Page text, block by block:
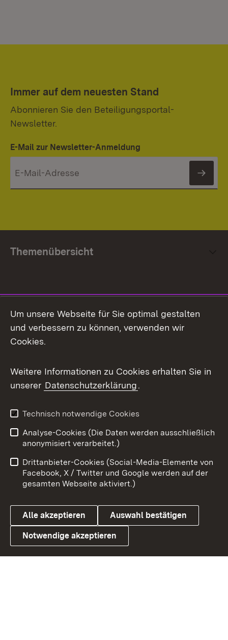
Immer auf dem neuesten Stand
Abonnieren Sie den Beteiligungsportal-
Newsletter.
E-Mail zur Newsletter-Anmeldung
Themenübersicht
Facebook
X / Twitter
Youtube
Link zum Landesportal
Impressum
Kontakt
Barrierefreiheit
Datenschutz
Cookies
Um unsere Webseite für Sie optimal gestalten
und verbessern zu können, verwenden wir
Cookies.
Weitere Informationen zu Cookies erhalten Sie in
unserer Datenschutzerklärung.
Technisch notwendige Cookies
Analyse-Cookies (Die Daten werden ausschließlich
anonymisiert verarbeitet.)
Drittanbieter-Cookies (Social-Media-Elemente von
Facebook, X / Twitter und Google werden auf der
gesamten Webseite aktiviert.)
Alle akzeptieren Auswahl bestätigen
Notwendige akzeptieren